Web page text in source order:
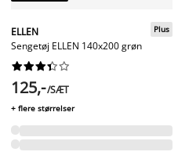
ELLEN
Sengetøj ELLEN 140x200 grøn
Plus






125,-/SÆT
+ flere størrelser